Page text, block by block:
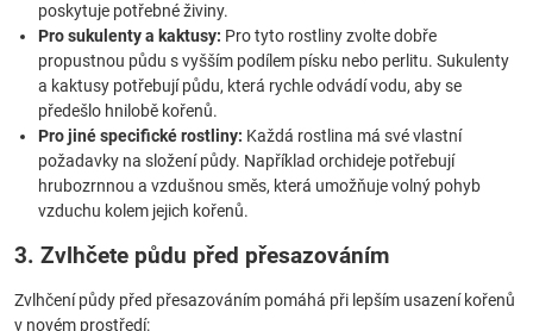
poskytuje potřebné živiny.
Pro sukulenty a kaktusy: Pro tyto rostliny zvolte dobře
propustnou půdu s vyšším podílem písku nebo perlitu. Sukulenty
a kaktusy potřebují půdu, která rychle odvádí vodu, aby se
předešlo hnilobě kořenů.
Pro jiné specifické rostliny: Každá rostlina má své vlastní
požadavky na složení půdy. Například orchideje potřebují
hrubozrnnou a vzdušnou směs, která umožňuje volný pohyb
vzduchu kolem jejich kořenů.
3. Zvlhčete půdu před přesazováním
Zvlhčení půdy před přesazováním pomáhá při lepším usazení kořenů
v novém prostředí: